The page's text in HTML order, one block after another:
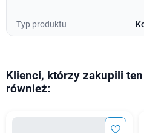
Typ produktu
Klienci, którzy zakupili
również: